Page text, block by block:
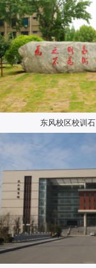
东风校区校训石